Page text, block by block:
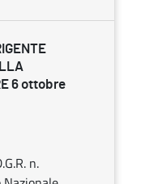
6 ottobre
n.